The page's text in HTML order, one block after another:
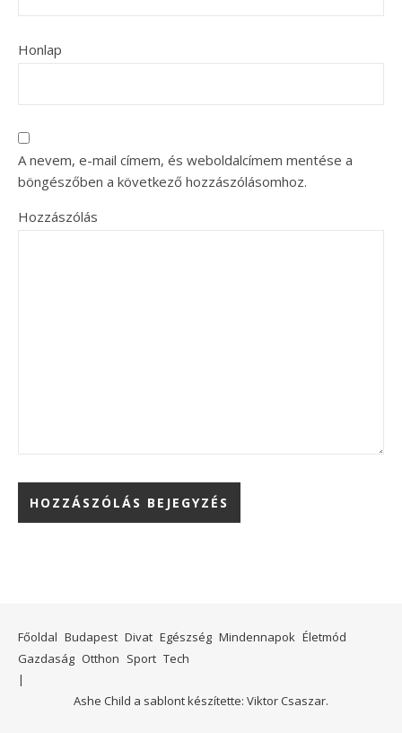
Honlap
A nevem, e-mail címem, és weboldalcímem mentése a
böngészőben a következő hozzászólásomhoz.
Hozzászólás
Főoldal Budapest Divat Egészség Mindennapok Életmód
Gazdaság Otthon Sport Tech
Ashe Child a sablont készítette: Viktor Csaszar.